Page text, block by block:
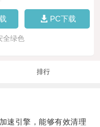
PC下载
全绿色
排行
引擎，能够有效清理